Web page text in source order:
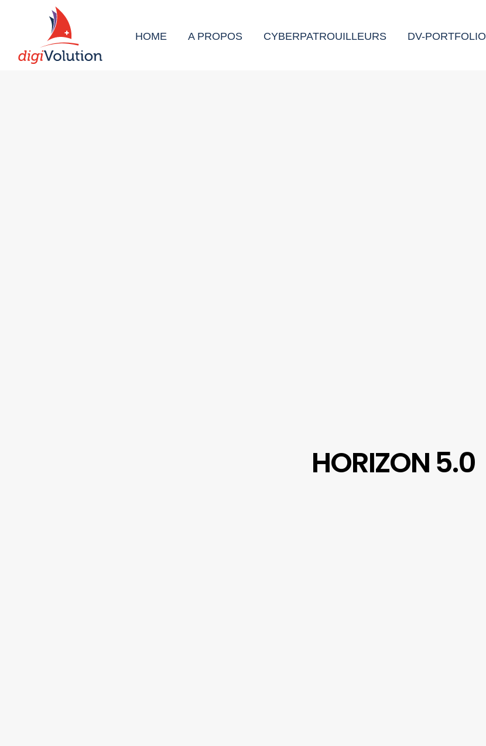
HOME A PROPOS CYBERPATROUILLEURS DV-PORTFOLIO
HORIZON 5.0